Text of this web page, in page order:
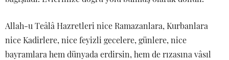
Allah-u Teâlâ Hazretleri nice Ramazanlara, Kurbanlara
nice Kadirlere, nice feyizli gecelere, günlere, nice
bayramlara hem dünyada erdirsin, hem de rızasına vâsıl